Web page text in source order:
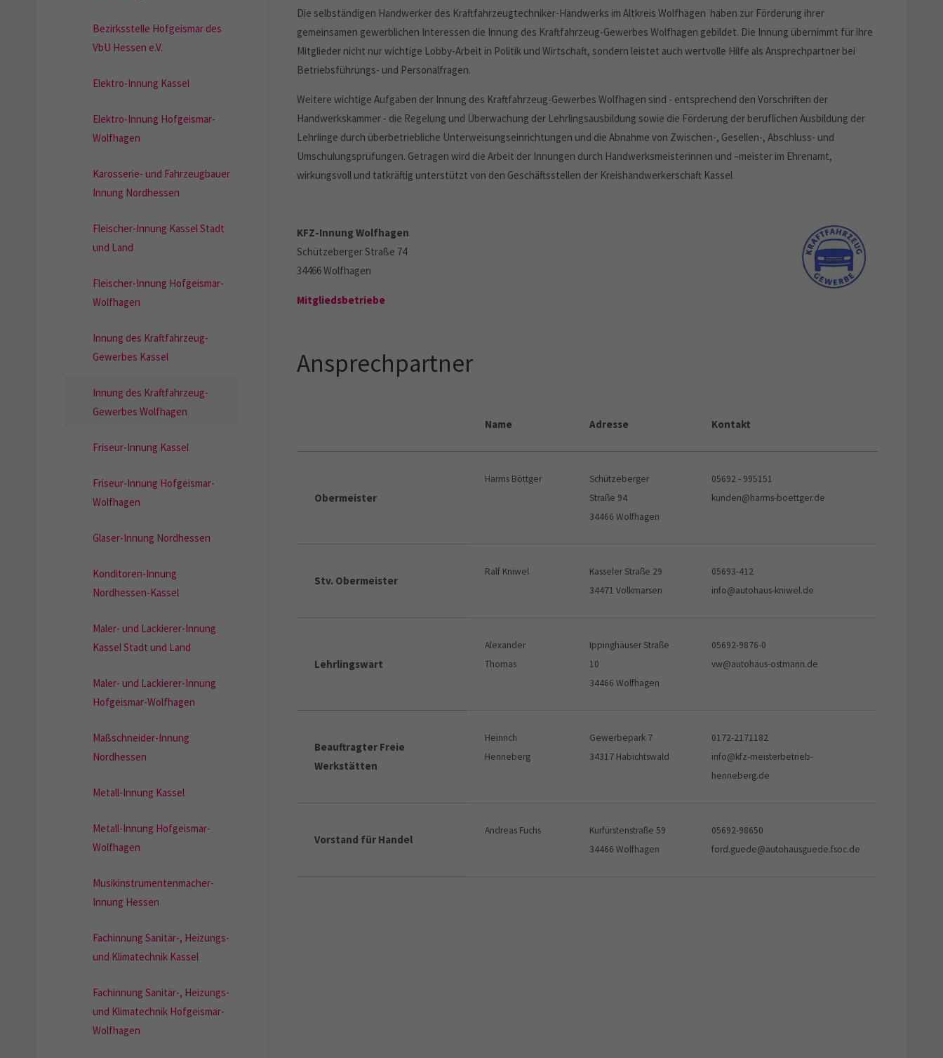
Die selbständigen Handwerker des Kraftfahrzeugtechniker-Handwerks im Altkreis Wolfhagen haben zur Förderung ihrer
gemeinsamen gewerblichen Interessen die Innung des Kraftfahrzeug-Gewerbes Wolfhagen gebildet. Die Innung übernimmt für ihre
Mitglieder nicht nur wichtige Lobby-Arbeit in Politik und Wirtschaft, sondern leistet auch wertvolle Hilfe als Ansprechpartner bei
Betriebsführungs- und Personalfragen.
Weitere wichtige Aufgaben der Innung des Kraftfahrzeug-Gewerbes Wolfhagen sind - entsprechend den Vorschriften der
Handwerkskammer - die Regelung und Überwachung der Lehrlingsausbildung sowie die Förderung der beruflichen Ausbildung der
Lehrlinge durch überbetriebliche Unterweisungseinrichtungen und die Abnahme von Zwischen-, Gesellen-, Abschluss- und
Umschulungsprüfungen. Getragen wird die Arbeit der Innungen durch Handwerksmeisterinnen und –meister im Ehrenamt,
wirkungsvoll und tatkräftig unterstützt von den Geschäftsstellen der Kreishandwerkerschaft Kassel
KFZ-Innung Wolfhagen
Schützeberger Straße 74
34466 Wolfhagen
Mitgliedsbetriebe
Ansprechpartner
Name Adresse Kontakt
Obermeister
Harms Böttger
Schützeberger
Straße 94
34466 Wolfhagen
05692 - 995151
kunden@harms-boettger.de
Stv. Obermeister
Ralf Kniwel
Kasseler Straße 29
34471 Volkmarsen
05693-412
info@autohaus-kniwel.de
Lehrlingswart
Alexander
Thomas
Ippinghäuser Straße
10
34466 Wolfhagen
05692-9876-0
vw@autohaus-ostmann.de
Beauftragter Freie
Werkstätten
Heinrich
Henneberg
Gewerbepark 7
34317 Habichtswald
0172-2171182
info@kfz-meisterbetrieb-
henneberg.de
Vorstand für Handel
Andreas Fuchs
Kurfürstenstraße 59
34466 Wolfhagen
05692-98650
ford.guede@autohausguede.fsoc.de
Bezirksstelle Hofgeismar des
VbU Hessen e.V.
Elektro-Innung Kassel
Elektro-Innung Hofgeismar-
Wolfhagen
Karosserie- und Fahrzeugbauer
Innung Nordhessen
Fleischer-Innung Kassel Stadt
und Land
Fleischer-Innung Hofgeismar-
Wolfhagen
Innung des Kraftfahrzeug-
Gewerbes Kassel
Innung des Kraftfahrzeug-
Gewerbes Wolfhagen
Friseur-Innung Kassel
Friseur-Innung Hofgeismar-
Wolfhagen
Glaser-Innung Nordhessen
Konditoren-Innung
Nordhessen-Kassel
Maler- und Lackierer-Innung
Kassel Stadt und Land
Maler- und Lackierer-Innung
Hofgeismar-Wolfhagen
Maßschneider-Innung
Nordhessen
Metall-Innung Kassel
Metall-Innung Hofgeismar-
Wolfhagen
Musikinstrumentenmacher-
Innung Hessen
Fachinnung Sanitär-, Heizungs-
und Klimatechnik Kassel
Fachinnung Sanitär-, Heizungs-
und Klimatechnik Hofgeismar-
Wolfhagen